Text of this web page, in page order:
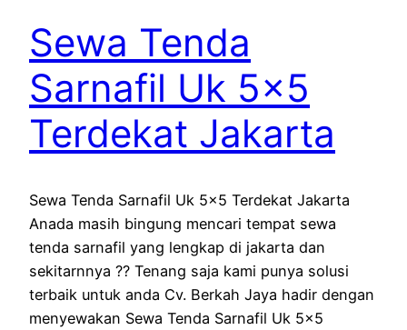
Sewa Tenda
Sarnafil Uk 5×5
Terdekat Jakarta
Sewa Tenda Sarnafil Uk 5×5 Terdekat Jakarta
Anada masih bingung mencari tempat sewa
tenda sarnafil yang lengkap di jakarta dan
sekitarnnya ?? Tenang saja kami punya solusi
terbaik untuk anda Cv. Berkah Jaya hadir dengan
menyewakan Sewa Tenda Sarnafil Uk 5×5